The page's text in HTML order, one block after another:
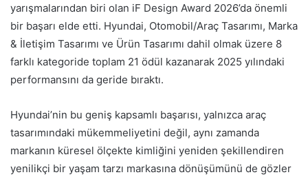
yarışmalarından biri olan iF Design Award 2026’da önemli
bir başarı elde etti. Hyundai, Otomobil/Araç Tasarımı, Marka
& İletişim Tasarımı ve Ürün Tasarımı dahil olmak üzere 8
farklı kategoride toplam 21 ödül kazanarak 2025 yılındaki
performansını da geride bıraktı.
Hyundai’nin bu geniş kapsamlı başarısı, yalnızca araç
tasarımındaki mükemmeliyetini değil, aynı zamanda
markanın küresel ölçekte kimliğini yeniden şekillendiren
yenilikçi bir yaşam tarzı markasına dönüşümünü de gözler